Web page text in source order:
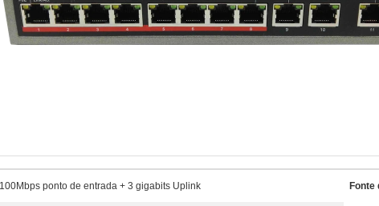
ponto de entrada + 3 gigabits Uplink Fonte